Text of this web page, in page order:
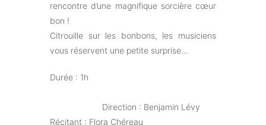
rencontre d’une magnifique sorcière cœur
bon !
Citrouille sur les bonbons, les musiciens
vous réservent une petite surprise…
Durée : 1h
Direction : Benjamin Lévy
Récitant : Flora Chéreau